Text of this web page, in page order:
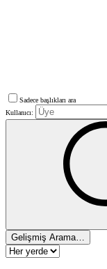
Sadece başlıkları ara
Kullanıcı:
Gelişmiş Arama…